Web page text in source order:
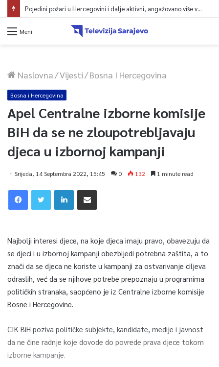
Pojedini požari u Hercegovini i dalje aktivni, angažovano više vatrogasaca i helikopter
Meni
Naslovna/Vijesti/Bosna I Hercegovina
Bosna i Hercegovina
Apel Centralne izborne komisije
BiH da se ne zloupotrebljavaju
djeca u izbornoj kampanji
Srijeda, 14 Septembra 2022, 15:45 0 132 1 minute read
Najbolji interesi djece, na koje djeca imaju pravo, obavezuju da
se djeci i u izbornoj kampanji obezbijedi potrebna zaštita, a to
znači da se djeca ne koriste u kampanji za ostvarivanje ciljeva
odraslih, već da se njihove potrebe prepoznaju u programima
političkih stranaka, saopćeno je iz Centralne izborne komisije
Bosne i Hercegovine.
CIK BiH poziva političke subjekte, kandidate, medije i javnost
da ne čine radnje koje dovode do povrede prava djece tokom
izborne kampanje.